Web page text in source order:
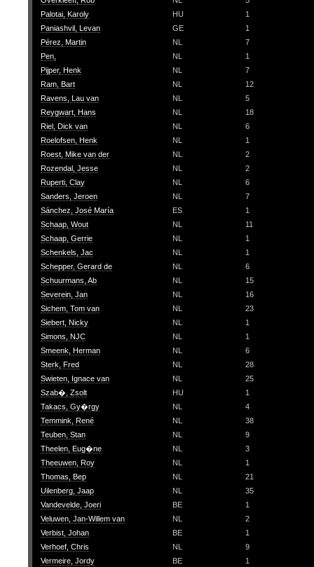
Palotai, Karoly
HU
1
Paniashvil, Levan
GE
1
Pérez, Martin
NL
7
Pen,
NL
1
Pijper, Henk
NL
7
Ram, Bart
NL
12
Ravens, Lau van
NL
5
Reygwart, Hans
NL
18
Riel, Dick van
NL
6
Roelofsen, Henk
NL
1
Roest, Mike van der
NL
2
Rozendal, Jesse
NL
2
Ruperti, Clay
NL
6
Sanders, Jeroen
NL
7
Sánchez, José María
ES
1
Schaap, Wout
NL
11
Schaap, Gerrie
NL
1
Schenkels, Jac
NL
1
Schepper, Gerard de
NL
6
Schuurmans, Ab
NL
15
Severein, Jan
NL
16
Sichem, Tom van
NL
23
Siebert, Nicky
NL
1
Simons, NJC
NL
1
Smeenk, Herman
NL
6
Sterk, Fred
NL
28
Swieten, Ignace van
NL
25
Szab�, Zsolt
HU
1
Takacs, Gy�rgy
NL
4
Temmink, René
NL
38
Teuben, Stan
NL
9
Theelen, Eug�ne
NL
3
Theeuwen, Roy
NL
1
Thomas, Bep
NL
21
Uilenberg, Jaap
NL
35
Vandevelde, Joeri
BE
1
Veluwen, Jan-Willem van
NL
2
Verbist, Johan
BE
1
Verhoef, Chris
NL
9
Vermeire, Jordy
BE
1